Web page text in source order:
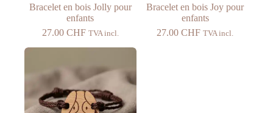
Bracelet en bois Jolly pour
enfants
27.00 CHF TVA incl.
Bracelet en bois Joy pour
enfants
27.00CHF TVA incl.